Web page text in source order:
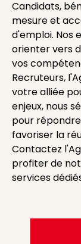
Candidats,
mesure et
d'emploi. Nos
orienter vers
vos
Recruteurs,
votre alliée
enjeux, nous
pour
favoriser la
Contactez
profiter de
services